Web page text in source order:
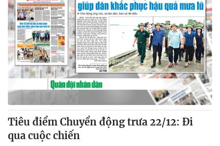
Tiêu điểm Chuyển động trưa 22/12: Đi
qua cuộc chiến